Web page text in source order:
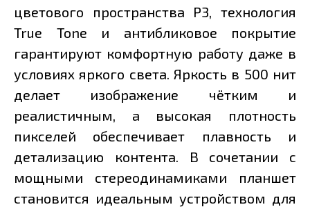
цветового пространства P3, технология
True Tone и антибликовое покрытие
гарантируют комфортную работу даже в
условиях яркого света. Яркость в 500 нит
делает изображение чётким и
реалистичным, а высокая плотность
пикселей обеспечивает плавность и
детализацию контента. В сочетании с
мощными стереодинамиками планшет
становится идеальным устройством для